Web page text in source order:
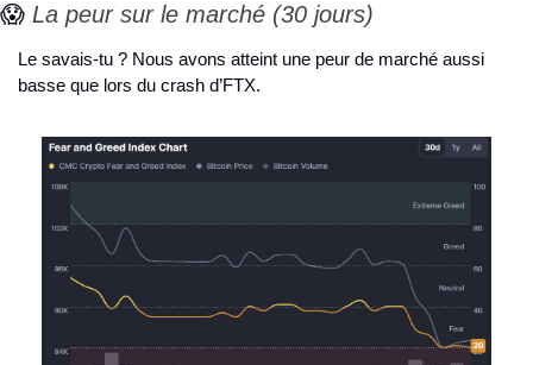
😱 La peur sur le marché (30 jours)
Le savais-tu ? Nous avons atteint une peur de marché aussi
basse que lors du crash d’FTX.